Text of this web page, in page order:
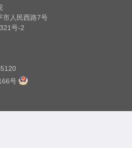
市人民西路7号
号-2
号